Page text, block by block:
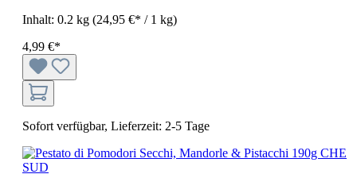
Inhalt: 0.2 kg (24,95 €* / 1 kg)
4,99 €*
Sofort verfügbar, Lieferzeit: 2-5 Tage